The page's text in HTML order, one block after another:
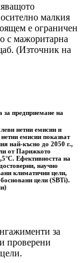
малкия
е ограничен
с мажоритарна
(Източник на
за предприемане на
нетни емисии и
емисии показват
най-късно до 2050 г.,
от Парижкото
Ефективността на
научно
климатични цели,
цели (SBTi).
за
проверени